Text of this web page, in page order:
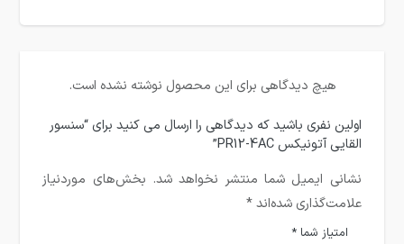
هیچ دیدگاهی برای این محصول نوشته نشده است.
اولین نفری باشید که دیدگاهی را ارسال می کنید برای “سنسور
القایی آتونیکس PR12-4AC”
نشانی ایمیل شما منتشر نخواهد شد. بخش‌های موردنیاز
علامت‌گذاری شده‌اند*
امتیاز شما*